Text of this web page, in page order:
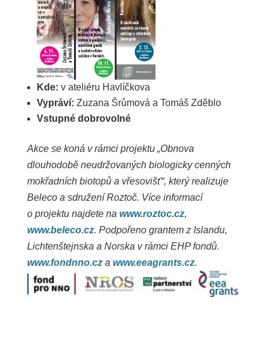
Kde: v ateliéru Havlíčkova
Vypráví: Zuzana Šrůmová a Tomáš Zděblo
Vstupné dobrovolné
Akce se koná v rámci projektu „Obnova
dlouhodobě neudržovaných biologicky cenných
mokřadních biotopů a vřesovišť“, který realizuje
Beleco a sdružení Roztoč. Více informací
o projektu najdete na www.roztoc.cz,
www.beleco.cz. Podpořeno grantem z Islandu,
Lichtenštejnska a Norska v rámci EHP fondů.
www.fondnno.cza www.eeagrants.cz.